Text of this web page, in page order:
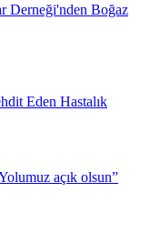
Derneği'nden Boğaz
Eden Hastalık
açık olsun”